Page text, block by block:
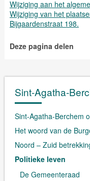
Wijziging aan het
Wijziging van het
Bijgaardenstraat 198.
Deze pagina delen
Sint-Agatha-
Sint-Agatha-Berchem
Het woord van de
Noord – Zuid
Politieke leven
De Gemeenteraad